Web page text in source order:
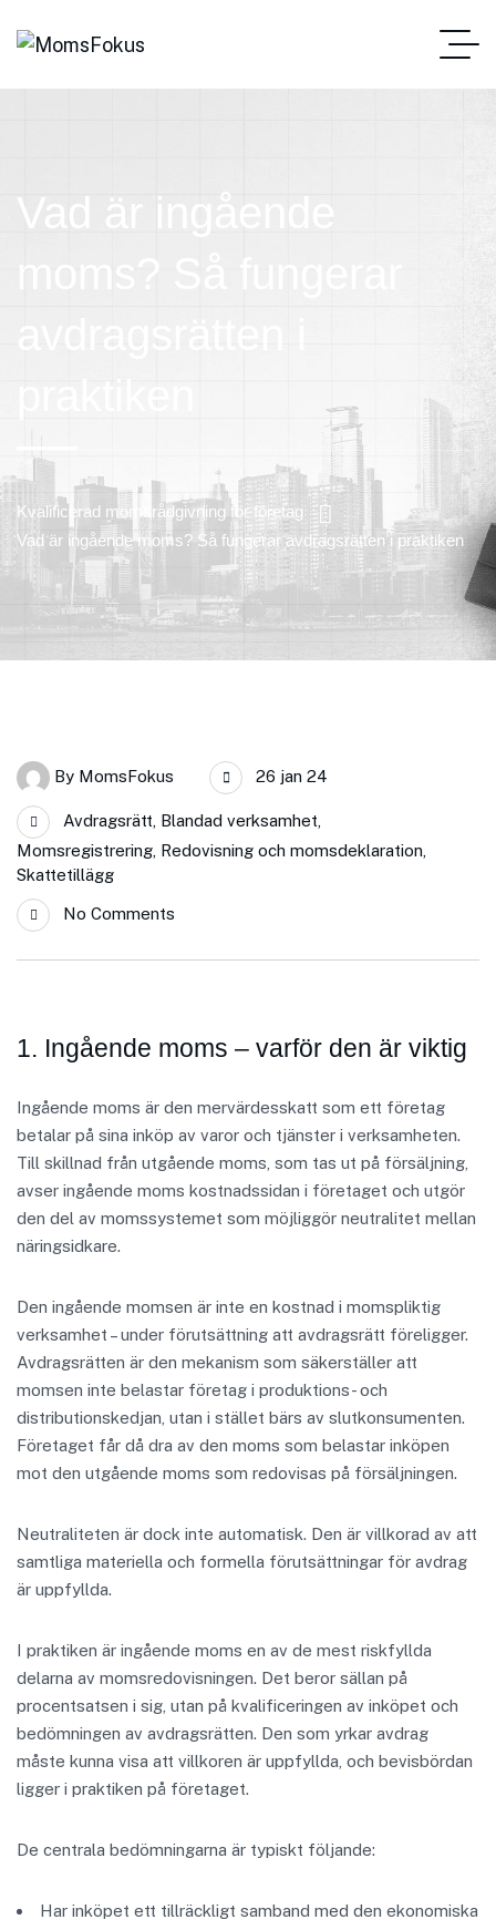
Vad är ingående
moms? Så fungerar
avdragsrätten i
praktiken
Kvalificerad momsrådgivning för företag
Vad är ingående moms? Så fungerar avdragsrätten i praktiken
By MomsFokus 26 jan 24
Avdragsrätt, Blandad verksamhet,
Momsregistrering, Redovisning och momsdeklaration,
Skattetillägg
No Comments
1. Ingående moms – varför den är viktig
Ingående moms är den mervärdesskatt som ett företag
betalar på sina inköp av varor och tjänster i verksamheten.
Till skillnad från utgående moms, som tas ut på försäljning,
avser ingående moms kostnadssidan i företaget och utgör
den del av momssystemet som möjliggör neutralitet mellan
näringsidkare.
Den ingående momsen är inte en kostnad i momspliktig
verksamhet – under förutsättning att avdragsrätt föreligger.
Avdragsrätten är den mekanism som säkerställer att
momsen inte belastar företag i produktions- och
distributionskedjan, utan i stället bärs av slutkonsumenten.
Företaget får då dra av den moms som belastar inköpen
mot den utgående moms som redovisas på försäljningen.
Neutraliteten är dock inte automatisk. Den är villkorad av att
samtliga materiella och formella förutsättningar för avdrag
är uppfyllda.
I praktiken är ingående moms en av de mest riskfyllda
delarna av momsredovisningen. Det beror sällan på
procentsatsen i sig, utan på kvalificeringen av inköpet och
bedömningen av avdragsrätten. Den som yrkar avdrag
måste kunna visa att villkoren är uppfyllda, och bevisbördan
ligger i praktiken på företaget.
De centrala bedömningarna är typiskt följande:
Har inköpet ett tillräckligt samband med den ekonomiska